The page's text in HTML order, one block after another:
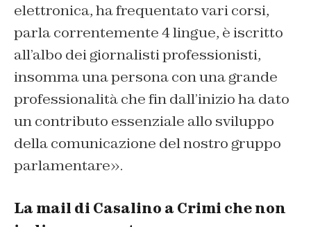
elettronica, ha frequentato vari corsi,
parla correntemente 4 lingue, è iscritto
all’albo dei giornalisti professionisti,
insomma una persona con una grande
professionalità che fin dall’inizio ha dato
un contributo essenziale allo sviluppo
della comunicazione del nostro gruppo
parlamentare».
La mail di Casalino a Crimi che non